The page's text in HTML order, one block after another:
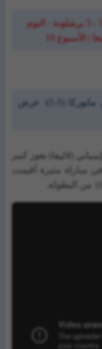
ملخص وأهداف مباراة ريال مايوركا 1 - 5 برشلونة - اليوم
ملخص وأهداف مباراة برشلونة وريال مايوركا (5-1): عرض
(لاليغا)
بفوز كبير
(5-1) في مباراة مثيرة أقيمت
من البطولة.